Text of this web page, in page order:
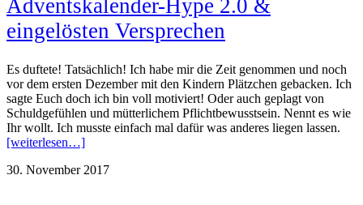
Adventskalender-Hype 2.0 &
eingelösten Versprechen
Es duftete! Tatsächlich! Ich habe mir die Zeit genommen und noch
vor dem ersten Dezember mit den Kindern Plätzchen gebacken. Ich
sagte Euch doch ich bin voll motiviert! Oder auch geplagt von
Schuldgefühlen und mütterlichem Pflichtbewusstsein. Nennt es wie
Ihr wollt. Ich musste einfach mal dafür was anderes liegen lassen.
[weiterlesen…]
30. November 2017